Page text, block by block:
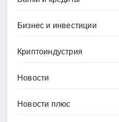
Бизнес и инвестиции
Криптоиндустрия
Новости
Новости плюс